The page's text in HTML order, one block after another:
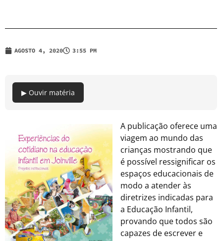
AGOSTO 4, 2020 3:55 PM
▶ Ouvir matéria
A publicação oferece uma
viagem ao mundo das
crianças mostrando que
é possível ressignificar os
espaços educacionais de
modo a atender às
diretrizes indicadas para
a Educação Infantil,
provando que todos são
capazes de escrever e